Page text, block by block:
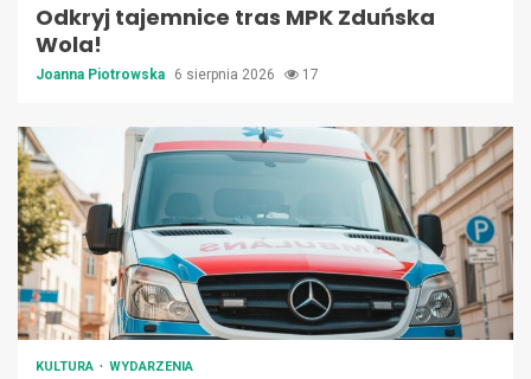
Odkryj tajemnice tras MPK Zduńska
Wola!
Joanna Piotrowska 6 sierpnia 2026 17
KULTURA WYDARZENIA